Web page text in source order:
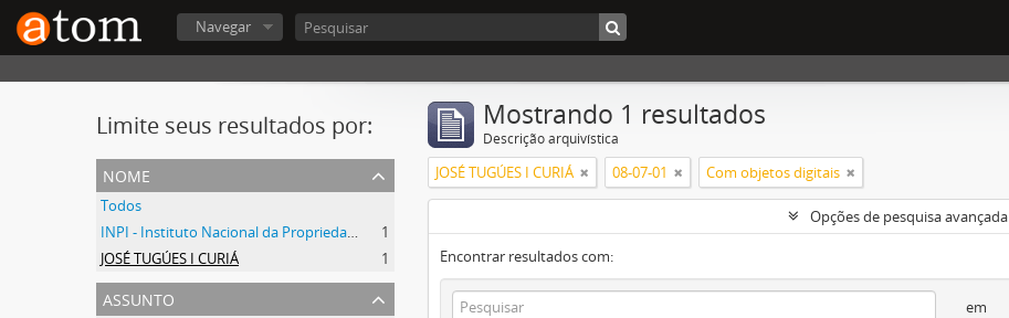
Navegar
Limite seus resultados por:
nome
Todos
INPI - Instituto Nacional da Propriedade Industrial
1
JOSÉ TUGÚES I CURIÁ
1
assunto
Mostrando 1 resultados
Descrição arquivística
JOSÉ TUGÚES I CURIÁ 08-07-01 Com objetos digitais
Opções de pesquisa avançada
Encontrar resultados com:
em